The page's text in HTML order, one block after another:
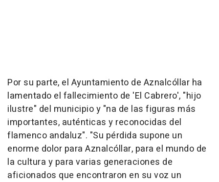
Por su parte, el Ayuntamiento de Aznalcóllar ha
lamentado el fallecimiento de 'El Cabrero', "hijo
ilustre" del municipio y "na de las figuras más
importantes, auténticas y reconocidas del
flamenco andaluz". "Su pérdida supone un
enorme dolor para Aznalcóllar, para el mundo de
la cultura y para varias generaciones de
aficionados que encontraron en su voz un